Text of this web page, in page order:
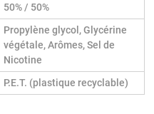
50% / 50%
Propylène glycol, Glycérine
végétale, Arômes, Sel de
Nicotine
P.E.T. (plastique recyclable)